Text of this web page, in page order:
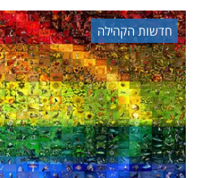
חדשות הקהילה